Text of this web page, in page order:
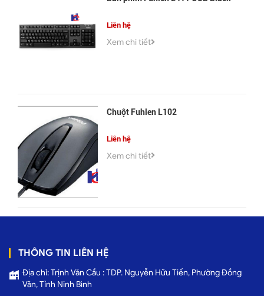
Liên hệ
Xem chi tiết
Chuột Fuhlen L102
Liên hệ
Xem chi tiết
THÔNG TIN LIÊN HỆ
Địa chỉ: Trịnh Văn Cầu : TDP. Nguyễn Hữu Tiến, Phường Đồng
Văn, Tỉnh Ninh Bình